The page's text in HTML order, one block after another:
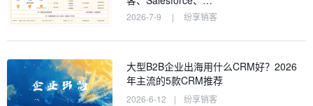
2026-7-9 | 纷享销客
大型B2B企业出海用什么CRM好？2026
年主流的5款CRM推荐
2026-6-12 | 纷享销客